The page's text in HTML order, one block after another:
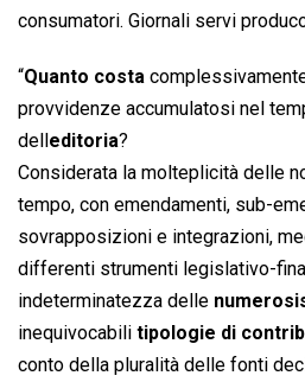
consumatori. Giornali servi
“Quanto costa
provvidenze accumulatosi nel
dell editoria?
Considerata la molteplicità delle
tempo, con emendamenti, sub-
sovrapposizioni e integrazioni,
differenti strumenti legislativo-
indeterminatezza delle
inequivocabili tipologie di
conto della pluralità delle fonti